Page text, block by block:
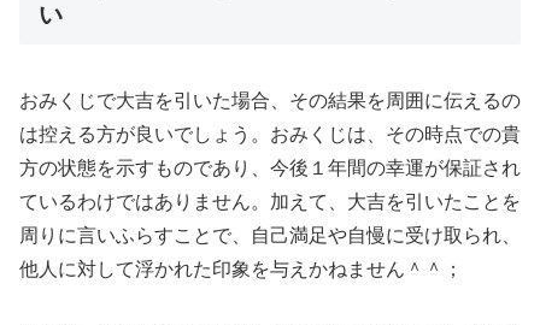
い
おみくじで大吉を引いた場合、その結果を周囲に伝えるの
は控える方が良いでしょう。おみくじは、その時点での貴
方の状態を示すものであり、今後１年間の幸運が保証され
ているわけではありません。加えて、大吉を引いたことを
周りに言いふらすことで、自己満足や自慢に受け取られ、
他人に対して浮かれた印象を与えかねません＾＾；